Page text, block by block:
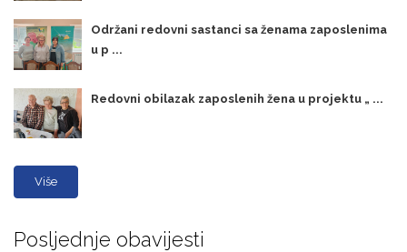
Održani redovni sastanci sa ženama zaposlenima
u p ...
Redovni obilazak zaposlenih žena u projektu „ ...
Više
Posljednje obavijesti